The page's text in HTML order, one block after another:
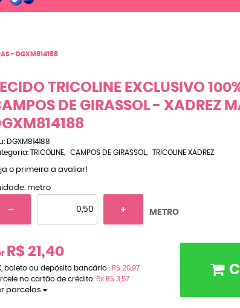
- DGXM814188
TRICOLINE EXCLUSIVO
DE GIRASSOL - XADREZ
DGXM814188
TRICOLINE CAMPOS DE GIRASSOL TRICOLINE XADREZ
o primeira a avaliar!
metro
METRO
R$ 21,40
boleto ou depósito bancário : R$ 20,97
no cartão de crédito: 6x R$ 3,57
parcelas